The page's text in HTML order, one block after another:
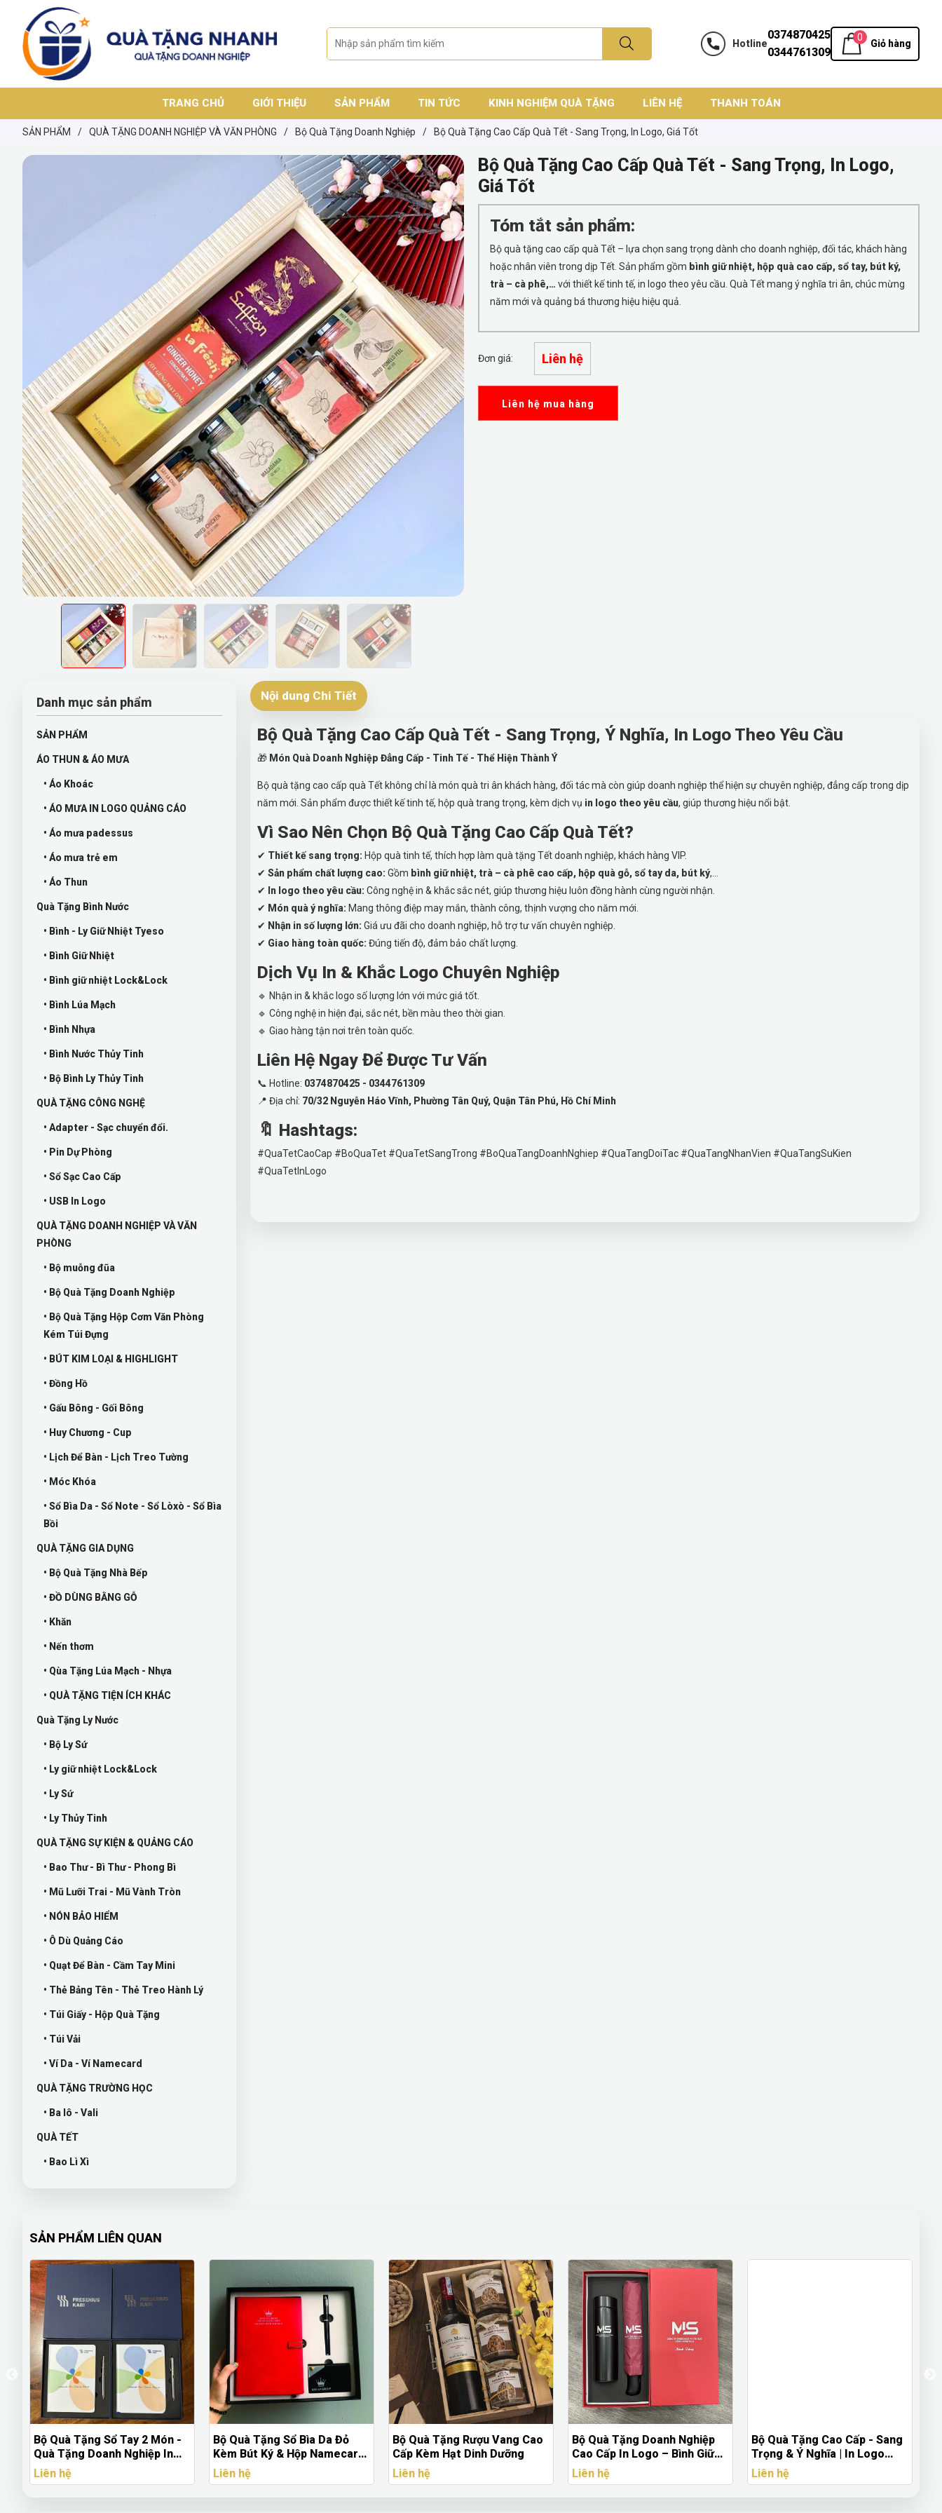
Hotline
0374870425
0344761309
0
Giỏ hàng
TRANG CHỦ GIỚI THIỆU SẢN PHẨM TIN TỨC KINH NGHIỆM QUÀ TẶNG LIÊN HỆ THANH TOÁN
SẢN PHẨM / QUÀ TẶNG DOANH NGHIỆP VÀ VĂN PHÒNG / Bộ Quà Tặng Doanh Nghiệp / Bộ Quà Tặng Cao Cấp Quà Tết - Sang Trọng, In Logo, Giá Tốt
Bộ Quà Tặng Cao Cấp Quà Tết - Sang Trọng, In Logo,
Giá Tốt
Tóm tắt sản phẩm:
Bộ quà tặng cao cấp quà Tết – lựa chọn sang trọng dành cho doanh nghiệp, đối tác, khách hàng
hoặc nhân viên trong dịp Tết. Sản phẩm gồm bình giữ nhiệt, hộp quà cao cấp, sổ tay, bút ký,
trà – cà phê,… với thiết kế tinh tế, in logo theo yêu cầu. Quà Tết mang ý nghĩa tri ân, chúc mừng
năm mới và quảng bá thương hiệu hiệu quả.
Đơn giá: Liên hệ
Liên hệ mua hàng
Danh mục sản phẩm
SẢN PHẨM
ÁO THUN & ÁO MƯA
• Áo Khoác
• ÁO MƯA IN LOGO QUẢNG CÁO
• Áo mưa padessus
• Áo mưa trẻ em
• Áo Thun
Quà Tặng Bình Nước
• Bình - Ly Giữ Nhiệt Tyeso
• Bình Giữ Nhiệt
• Bình giữ nhiệt Lock&Lock
• Bình Lúa Mạch
• Bình Nhựa
• Bình Nước Thủy Tinh
• Bộ Bình Ly Thủy Tinh
QUÀ TẶNG CÔNG NGHỆ
• Adapter - Sạc chuyển đổi.
• Pin Dự Phòng
• Sổ Sạc Cao Cấp
• USB In Logo
QUÀ TẶNG DOANH NGHIỆP VÀ VĂN
PHÒNG
• Bộ muỗng đũa
• Bộ Quà Tặng Doanh Nghiệp
• Bộ Quà Tặng Hộp Cơm Văn Phòng
Kém Túi Đựng
• BÚT KIM LOẠI & HIGHLIGHT
• Đồng Hồ
• Gấu Bông - Gối Bông
• Huy Chương - Cup
• Lịch Để Bàn - Lịch Treo Tường
• Móc Khóa
• Sổ Bìa Da - Sổ Note - Sổ Lòxò - Sổ Bìa
Bồi
QUÀ TẶNG GIA DỤNG
• Bộ Quà Tặng Nhà Bếp
• ĐỒ DÙNG BẰNG GỖ
• Khăn
• Nến thơm
• Qùa Tặng Lúa Mạch - Nhựa
• QUÀ TẶNG TIỆN ÍCH KHÁC
Quà Tặng Ly Nước
• Bộ Ly Sứ
• Ly giữ nhiệt Lock&Lock
• Ly Sứ
• Ly Thủy Tinh
QUÀ TẶNG SỰ KIỆN & QUẢNG CÁO
• Bao Thư - Bì Thư - Phong Bì
• Mũ Lưỡi Trai - Mũ Vành Tròn
• NÓN BẢO HIỂM
• Ô Dù Quảng Cáo
• Quạt Để Bàn - Cầm Tay Mini
• Thẻ Bảng Tên - Thẻ Treo Hành Lý
• Túi Giấy - Hộp Quà Tặng
• Túi Vải
• Ví Da - Ví Namecard
QUÀ TẶNG TRƯỜNG HỌC
• Ba lô - Vali
QUÀ TẾT
• Bao Lì Xì
Nội dung Chi Tiết
Bộ Quà Tặng Cao Cấp Quà Tết - Sang Trọng, Ý Nghĩa, In Logo Theo Yêu Cầu
🎁 Món Quà Doanh Nghiệp Đẳng Cấp - Tinh Tế - Thể Hiện Thành Ý
Bộ quà tặng cao cấp quà Tết không chỉ là món quà tri ân khách hàng, đối tác mà còn giúp doanh nghiệp thể hiện sự chuyên nghiệp, đẳng cấp trong dịp
năm mới. Sản phẩm được thiết kế tinh tế, hộp quà trang trọng, kèm dịch vụ in logo theo yêu cầu, giúp thương hiệu nổi bật.
Vì Sao Nên Chọn Bộ Quà Tặng Cao Cấp Quà Tết?
✔ Thiết kế sang trọng: Hộp quà tinh tế, thích hợp làm quà tặng Tết doanh nghiệp, khách hàng VIP.
✔ Sản phẩm chất lượng cao: Gồm bình giữ nhiệt, trà – cà phê cao cấp, hộp quà gỗ, sổ tay da, bút ký,…
✔
In logo theo yêu cầu: Công nghệ in & khắc sắc nét, giúp thương hiệu luôn đồng hành cùng người nhận.
✔ Món quà ý nghĩa: Mang thông điệp may mắn, thành công, thịnh vượng cho năm mới.
✔ Nhận in số lượng lớn: Giá ưu đãi cho doanh nghiệp, hỗ trợ tư vấn chuyên nghiệp.
✔ Giao hàng toàn quốc: Đúng tiến độ, đảm bảo chất lượng.
Dịch Vụ In & Khắc Logo Chuyên Nghiệp
🔹 Nhận in & khắc logo số lượng lớn với mức giá tốt.
🔹 Công nghệ in hiện đại, sắc nét, bền màu theo thời gian.
🔹 Giao hàng tận nơi trên toàn quốc.
Liên Hệ Ngay Để Được Tư Vấn
📞 Hotline: 0374870425 - 0344761309
📍 Địa chỉ: 70/32 Nguyễn Háo Vĩnh, Phường Tân Quý, Quận Tân Phú, Hồ Chí Minh
🔖 Hashtags:
#QuaTetCaoCap #BoQuaTet #QuaTetSangTrong #BoQuaTangDoanhNghiep #QuaTangDoiTac #QuaTangNhanVien #QuaTangSuKien
#QuaTetInLogo
SẢN PHẨM LIÊN QUAN
Bộ Quà Tặng Sổ Tay 2 Món -
Quà Tặng Doanh Nghiệp In
Logo
Liên hệ
Bộ Quà Tặng Sổ Bìa Da Đỏ
Kèm Bút Ký & Hộp Namecard
Cao Cấpd
Liên hệ
Bộ Quà Tặng Rượu Vang Cao
Cấp Kèm Hạt Dinh Dưỡng
Liên hệ
Bộ Quà Tặng Doanh Nghiệp
Cao Cấp In Logo – Bình Giữ
Nhiệt & Dù Gấp Sang Trọng
Liên hệ
Bộ Quà Tặng Cao Cấp - Sang
Trọng & Ý Nghĩa | In Logo
Theo Yêu Cầu
Liên hệ